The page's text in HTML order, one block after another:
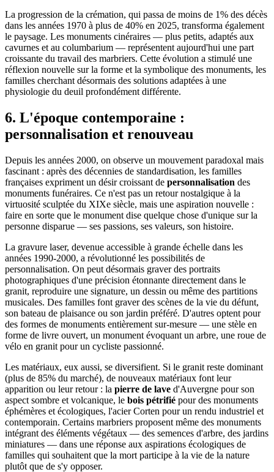
La progression de la crémation, qui passa de moins de 1% des décès
dans les années 1970 à plus de 40% en 2025, transforma également
le paysage. Les monuments cinéraires — plus petits, adaptés aux
cavurnes et au columbarium — représentent aujourd'hui une part
croissante du travail des marbriers. Cette évolution a stimulé une
réflexion nouvelle sur la forme et la symbolique des monuments, les
familles cherchant désormais des solutions adaptées à une
physiologie du deuil profondément différente.
6. L'époque contemporaine :
personnalisation et renouveau
Depuis les années 2000, on observe un mouvement paradoxal mais
fascinant : après des décennies de standardisation, les familles
françaises expriment un désir croissant de personnalisation des
monuments funéraires. Ce n'est pas un retour nostalgique à la
virtuosité sculptée du XIXe siècle, mais une aspiration nouvelle :
faire en sorte que le monument dise quelque chose d'unique sur la
personne disparue — ses passions, ses valeurs, son histoire.
La gravure laser, devenue accessible à grande échelle dans les
années 1990-2000, a révolutionné les possibilités de
personnalisation. On peut désormais graver des portraits
photographiques d'une précision étonnante directement dans le
granit, reproduire une signature, un dessin ou même des partitions
musicales. Des familles font graver des scènes de la vie du défunt,
son bateau de plaisance ou son jardin préféré. D'autres optent pour
des formes de monuments entièrement sur-mesure — une stèle en
forme de livre ouvert, un monument évoquant un arbre, une roue de
vélo en granit pour un cycliste passionné.
Les matériaux, eux aussi, se diversifient. Si le granit reste dominant
(plus de 85% du marché), de nouveaux matériaux font leur
apparition ou leur retour : la pierre de lave d'Auvergne pour son
aspect sombre et volcanique, le bois pétrifié pour des monuments
éphémères et écologiques, l'acier Corten pour un rendu industriel et
contemporain. Certains marbriers proposent même des monuments
intégrant des éléments végétaux — des semences d'arbre, des jardins
miniatures — dans une réponse aux aspirations écologiques de
familles qui souhaitent que la mort participe à la vie de la nature
plutôt que de s'y opposer.